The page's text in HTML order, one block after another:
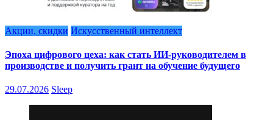
Акции, скидки Искусственный интеллект
Эпоха цифрового цеха: как стать ИИ-руководителем в
производстве и получить грант на обучение будущего
29.07.2026 Sleep